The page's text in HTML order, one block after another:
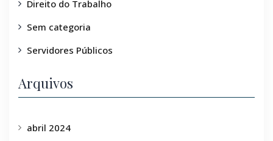
Direito do Trabalho
Sem categoria
Servidores Públicos
Arquivos
abril 2024